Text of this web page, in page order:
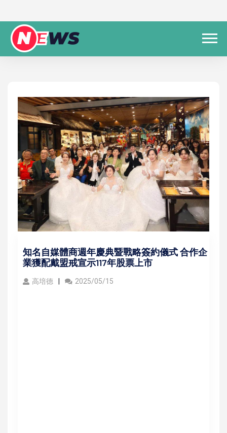
知名自媒體商週年慶典暨戰略簽約儀式 合作企
業獲配戴盟戒宣示117年股票上市
高培德 2025/05/15